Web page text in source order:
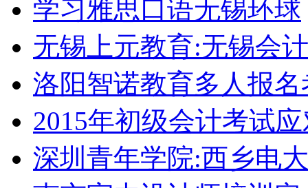
学习雅思口语无锡环球
无锡上元教育:无锡会
洛阳智诺教育多人报
2015年初级会计考试
深圳青年学院:西乡电